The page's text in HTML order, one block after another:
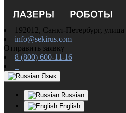
192012, Санкт-Петербург,
info@sekirus.com
Отправить заявку
8 (800) 600-11-16
Язык
Russian
English